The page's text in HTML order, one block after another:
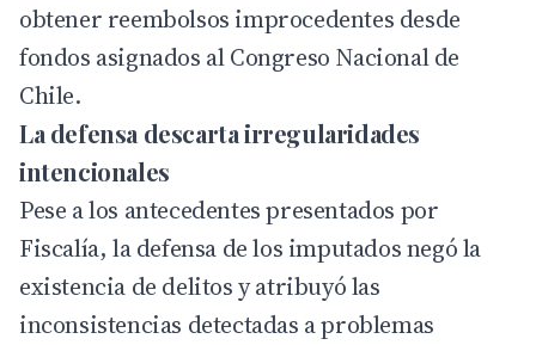
obtener reembolsos improcedentes desde
fondos asignados al Congreso Nacional de
Chile.
La defensa descarta irregularidades
intencionales
Pese a los antecedentes presentados por
Fiscalía, la defensa de los imputados negó la
existencia de delitos y atribuyó las
inconsistencias detectadas a problemas